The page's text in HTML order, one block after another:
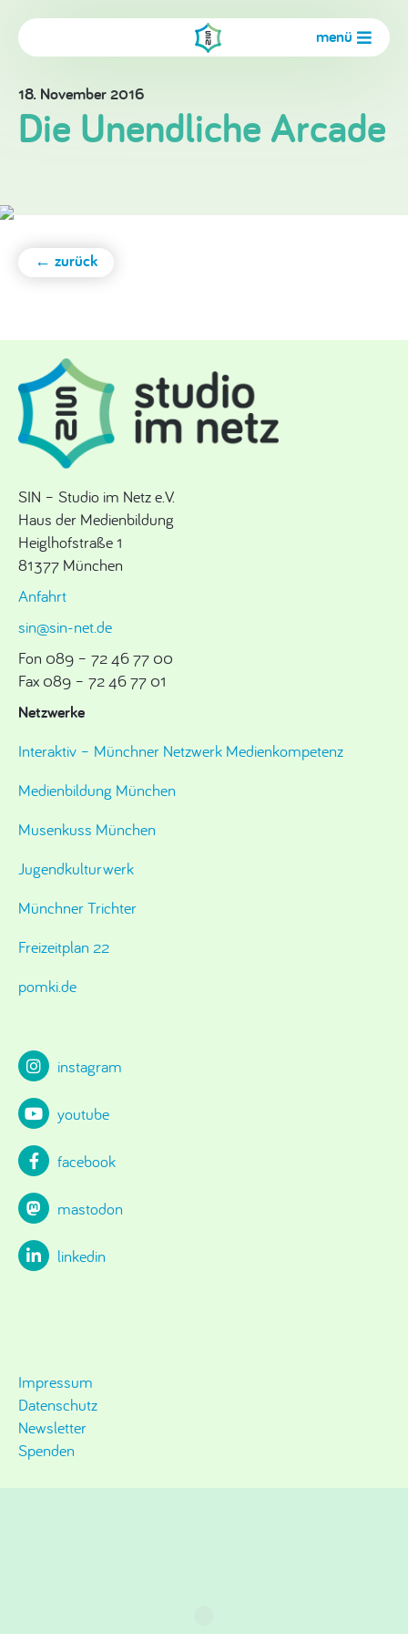
menü
18. November 2016
Die Unendliche Arcade
← zurück
SIN – Studio im Netz e.V.
Haus der Medienbildung
Heiglhofstraße 1
81377 München
Anfahrt
sin@sin-net.de
Fon 089 – 72 46 77 00
Fax 089 – 72 46 77 01
Netzwerke
Interaktiv – Münchner Netzwerk Medienkompetenz
Medienbildung München
Musenkuss München
Jugendkulturwerk
Münchner Trichter
Freizeitplan 22
pomki.de
instagram
youtube
facebook
mastodon
linkedin
Impressum
Datenschutz
Newsletter
Spenden